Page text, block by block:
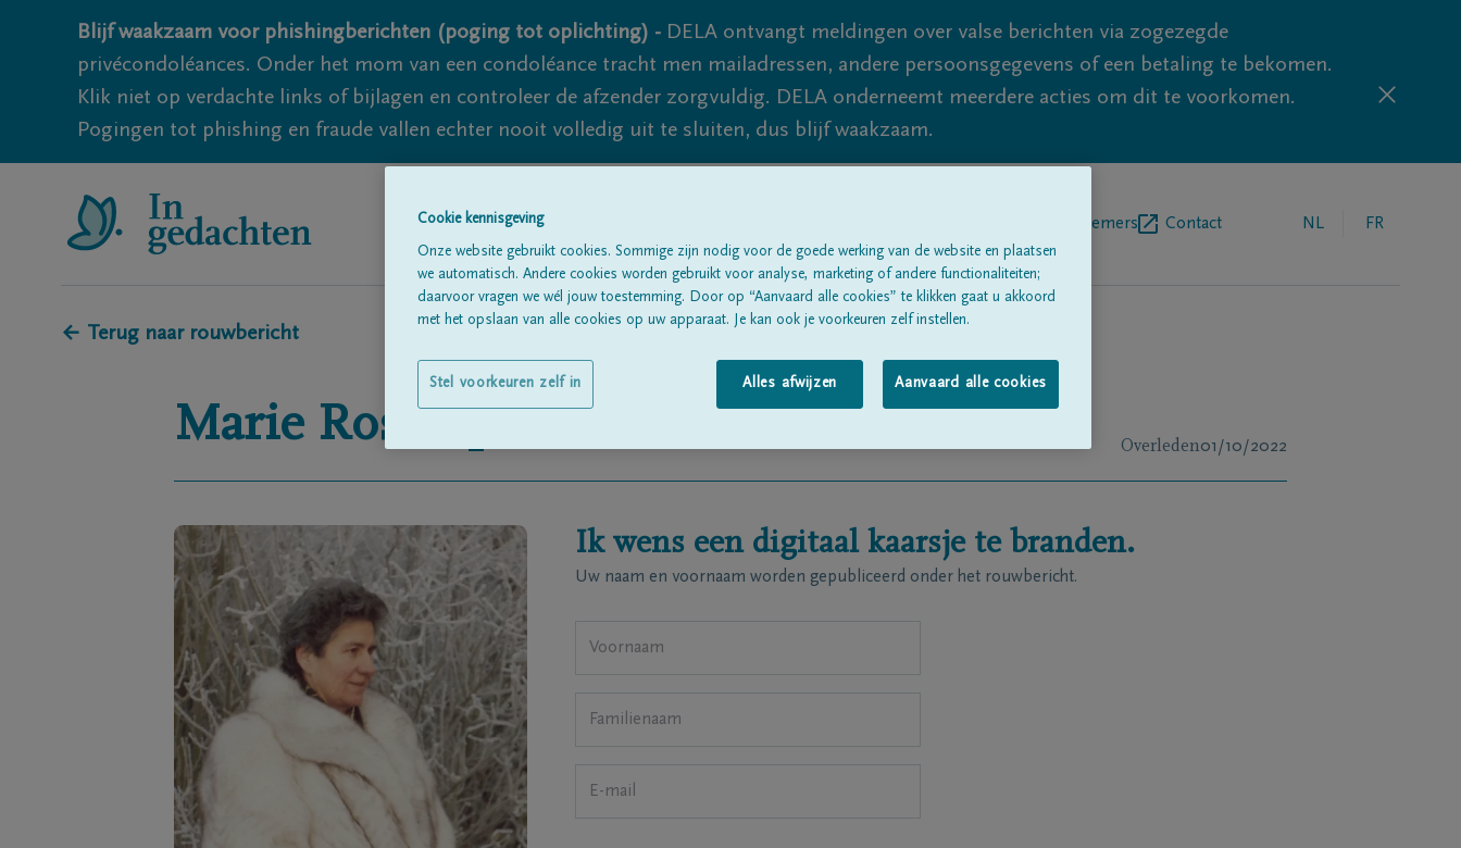
Blijf waakzaam voor phishingberichten (poging tot oplichting) - DELA ontvangt meldingen over valse berichten via zogezegde
privécondoléances. Onder het mom van een condoléance tracht men mailadressen, andere persoonsgegevens of een betaling te bekomen.
Klik niet op verdachte links of bijlagen en controleer de afzender zorgvuldig. DELA onderneemt meerdere acties om dit te voorkomen.
Pogingen tot phishing en fraude vallen echter nooit volledig uit te sluiten, dus blijf waakzaam.
Begrafenisondernemers Contact NL FR
← Terug naar rouwbericht
Marie Rose Overleden01/10/2022
Ik wens een digitaal kaarsje te branden.
Uw naam en voornaam worden gepubliceerd onder het rouwbericht.
Cookie kennisgeving
Onze website gebruikt cookies. Sommige zijn nodig voor de goede werking van de website en plaatsen
we automatisch. Andere cookies worden gebruikt voor analyse, marketing of andere functionaliteiten;
daarvoor vragen we wél jouw toestemming. Door op “Aanvaard alle cookies” te klikken gaat u akkoord
met het opslaan van alle cookies op uw apparaat. Je kan ook je voorkeuren zelf instellen.
Alles afwijzen Aanvaard alle cookies
Stel voorkeuren zelf in